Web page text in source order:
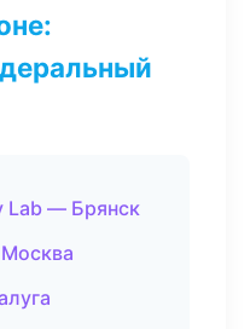
Lab — Брянск